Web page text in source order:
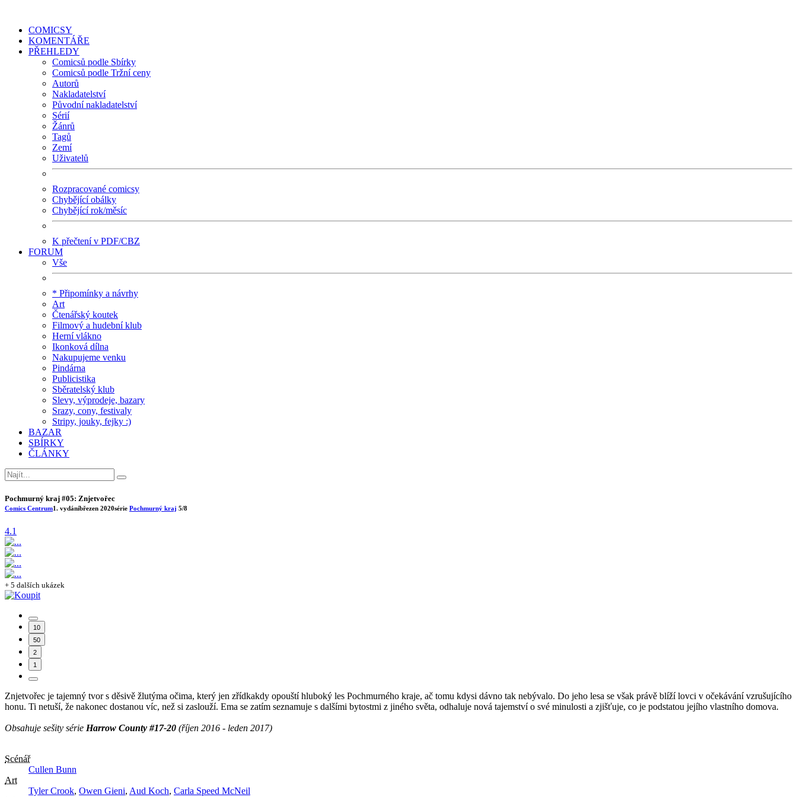
COMICSY
KOMENTÁŘE
PŘEHLEDY
Comicsů podle Sbírky
Comicsů podle Tržní ceny
Autorů
Nakladatelství
Původní nakladatelství
Sérií
Žánrů
Tagů
Zemí
Uživatelů
Rozpracované comicsy
Chybějící obálky
Chybějící rok/měsíc
K přečtení v PDF/CBZ
FORUM
Vše
* Připomínky a návrhy
Art
Čtenářský koutek
Filmový a hudební klub
Herní vlákno
Ikonková dílna
Nakupujeme venku
Pindárna
Publicistika
Sběratelský klub
Slevy, výprodeje, bazary
Srazy, cony, festivaly
Stripy, jouky, fejky :)
BAZAR
SBÍRKY
ČLÁNKY
Pochmurný kraj #05: Znjetvořec
Comics Centrum1. vydáníbřezen 2020série Pochmurný kraj 5/8
4.1
+ 5 dalších ukázek
10
50
2
1
Znjetvořec je tajemný tvor s děsivě žlutýma očima, který jen zřídkakdy opouští hluboký les Pochmurného kraje, ač tomu kdysi dávno tak nebývalo. Do jeho lesa se však právě blíží lovci v očekávání vzrušujícího
honu. Ti netuší, že nakonec dostanou víc, než si zaslouží. Ema se zatím seznamuje s dalšími bytostmi z jiného světa, odhaluje nová tajemství o své minulosti a zjišťuje, co je podstatou jejího vlastního domova.
Obsahuje sešity série Harrow County #17-20 (říjen 2016 - leden 2017)
Scénář
Cullen Bunn
Art
Tyler Crook, Owen Gieni, Aud Koch, Carla Speed McNeil